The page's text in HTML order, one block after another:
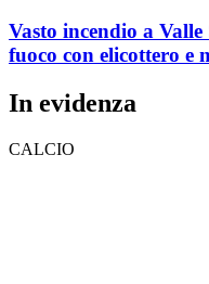
Vasto incendio a
fuoco con elicottero e
In evidenza
CALCIO